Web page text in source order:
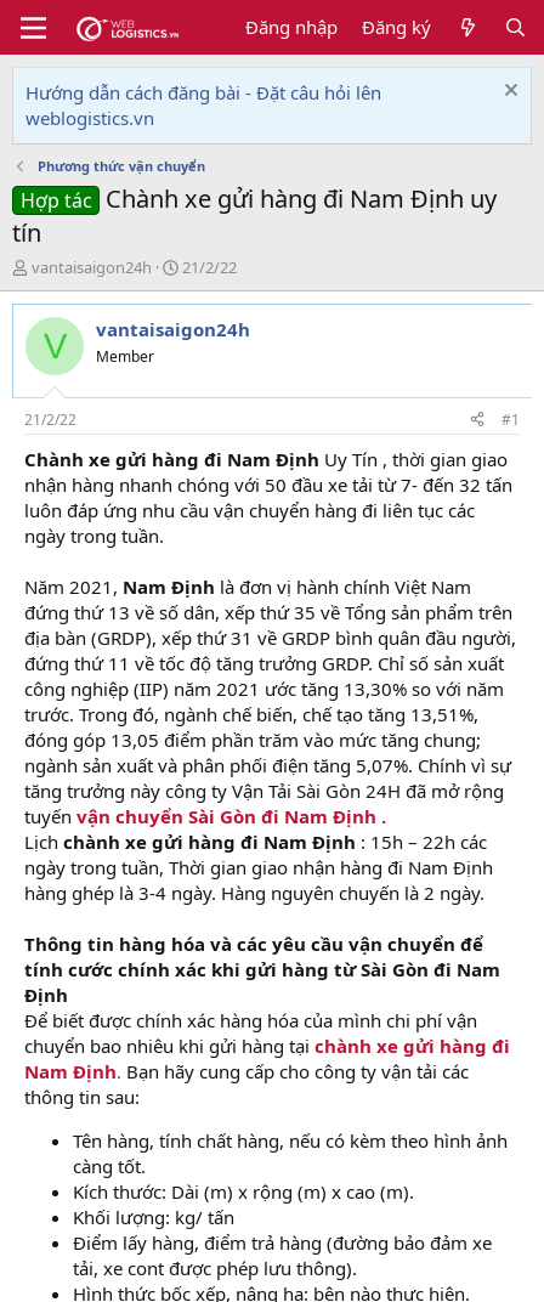
Đăng nhập Đăng ký
Hướng dẫn cách đăng bài - Đặt câu hỏi lên
weblogistics.vn
Phương thức vận chuyển
Hợp tác Chành xe gửi hàng đi Nam Định uy
tín
T
h
r
e
d
s
t
a
r
t
e
r
vantaisaigon24h
N
g
à
y
i
21/2/22
V vantaisaigon24h
Member
21/2/22 #1
Chành xe gửi hàng đi Nam Định Uy Tín , thời gian giao
nhận hàng nhanh chóng với 50 đầu xe tải từ 7- đến 32 tấn
luôn đáp ứng nhu cầu vận chuyển hàng đi liên tục các
ngày trong tuần.
Năm 2021, Nam Định là đơn vị hành chính Việt Nam
đứng thứ 13 về số dân, xếp thứ 35 về Tổng sản phẩm trên
địa bàn (GRDP), xếp thứ 31 về GRDP bình quân đầu người,
đứng thứ 11 về tốc độ tăng trưởng GRDP. Chỉ số sản xuất
công nghiệp (IIP) năm 2021 ước tăng 13,30% so với năm
trước. Trong đó, ngành chế biến, chế tạo tăng 13,51%,
đóng góp 13,05 điểm phần trăm vào mức tăng chung;
ngành sản xuất và phân phối điện tăng 5,07%. Chính vì sự
tăng trưởng này công ty Vận Tải Sài Gòn 24H đã mở rộng
tuyến vận chuyển Sài Gòn đi Nam Định .
Lịch chành xe gửi hàng đi Nam Định : 15h – 22h các
ngày trong tuần, Thời gian giao nhận hàng đi Nam Định
hàng ghép là 3-4 ngày. Hàng nguyên chuyến là 2 ngày.
Thông tin hàng hóa và các yêu cầu vận chuyển để
tính cước chính xác khi gửi hàng từ Sài Gòn đi Nam
Định
Để biết được chính xác hàng hóa của mình chi phí vận
chuyển bao nhiêu khi gửi hàng tại chành xe gửi hàng đi
Nam Định. Bạn hãy cung cấp cho công ty vận tải các
thông tin sau:
Tên hàng, tính chất hàng, nếu có kèm theo hình ảnh
càng tốt.
Kích thước: Dài (m) x rộng (m) x cao (m).
Khối lượng: kg/ tấn
Điểm lấy hàng, điểm trả hàng (đường bảo đảm xe
tải, xe cont được phép lưu thông).
Hình thức bốc xếp, nâng hạ: bên nào thực hiện.